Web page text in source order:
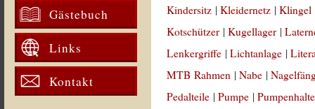
Gästebuch
Links
Kontakt
Kindersitz |Kleidernetz |Klingel
Kotschützer |Kugellager |
Lenkergriffe |Lichtanlage |
MTB Rahmen |Nabe |
Pedalteile |Pumpe |